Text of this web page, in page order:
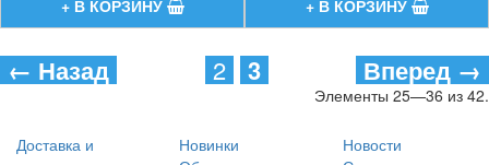
← Назад 2 3 Вперед →
Элементы 25—36 из 42.
Доставка и
Новинки
Новости